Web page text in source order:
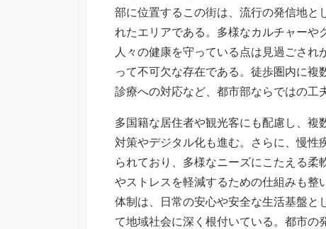
部に位置するこの街は、流行の発信地と
れたエリアである。多様なカルチャー
人々の健康を守っている点は見過ごさ
って不可欠な存在である。徒歩圏内に
診療への対応など、都市部ならではの工
多国籍な居住者や観光客にも配慮し、
対策やデジタル化も進む。さらに、慢
られており、多様なニーズにこたえる
やストレスを軽減するための仕組みも整
体制は、日常の安心や安全な生活基盤と
て地域社会に深く根付いている。都市の